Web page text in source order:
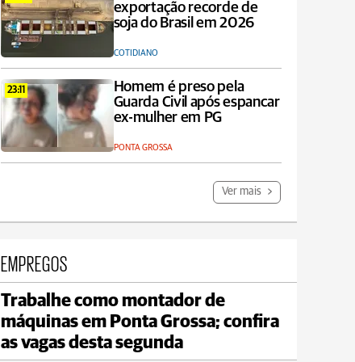
exportação recorde de
soja do Brasil em 2026
COTIDIANO
23:11
Homem é preso pela
Guarda Civil após espancar
ex-mulher em PG
PONTA GROSSA
Ver mais
Jaguariaíva
max 19°C min 18°C
EMPREGOS
Trabalhe como montador de
máquinas em Ponta Grossa; confira
as vagas desta segunda